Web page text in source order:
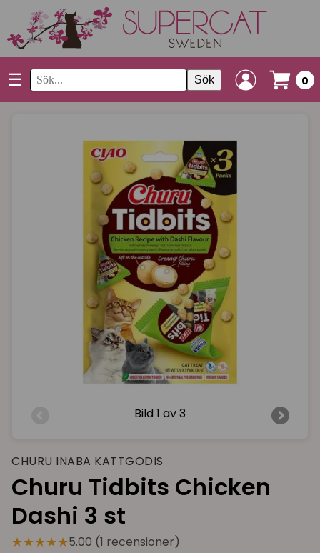
☰ Sök 0
Bild 1 av 3
CHURU INABA KATTGODIS
Churu Tidbits Chicken
Dashi 3 st
★★★★★5.00 (1 recensioner)